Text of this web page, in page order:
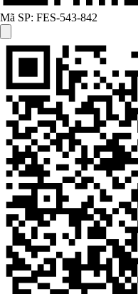
Mã SP: FES-543-842